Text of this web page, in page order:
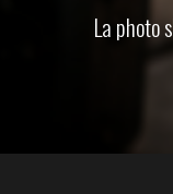
La photo